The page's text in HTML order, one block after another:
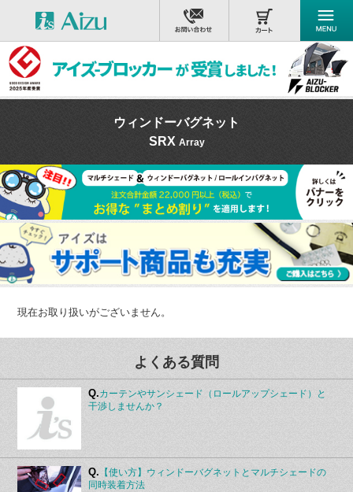
ウィンドーバグネット
SRX Array
現在お取り扱いがございません。
よくある質問
Q.カーテンやサンシェード（ロールアップシェード）と
干渉しませんか？
Q. 【使い方】ウィンドーバグネットとマルチシェードの
同時装着方法